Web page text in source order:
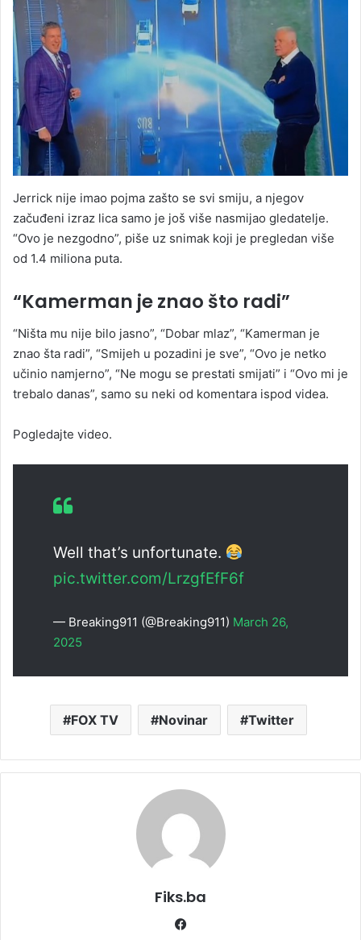
Jerrick nije imao pojma zašto se svi smiju, a njegov
začuđeni izraz lica samo je još više nasmijao gledatelje.
“Ovo je nezgodno”, piše uz snimak koji je pregledan više
od 1.4 miliona puta.
“Kamerman je znao što radi”
“Ništa mu nije bilo jasno”, “Dobar mlaz”, “Kamerman je
znao šta radi”, “Smijeh u pozadini je sve”, “Ovo je netko
učinio namjerno”, “Ne mogu se prestati smijati” i “Ovo mi je
trebalo danas”, samo su neki od komentara ispod videa.
Pogledajte video.
Well that’s unfortunate.
pic.twitter.com/LrzgfEfF6f
— Breaking911 (@Breaking911) March 26,
2025
FOX TV Novinar Twitter
Fiks.ba